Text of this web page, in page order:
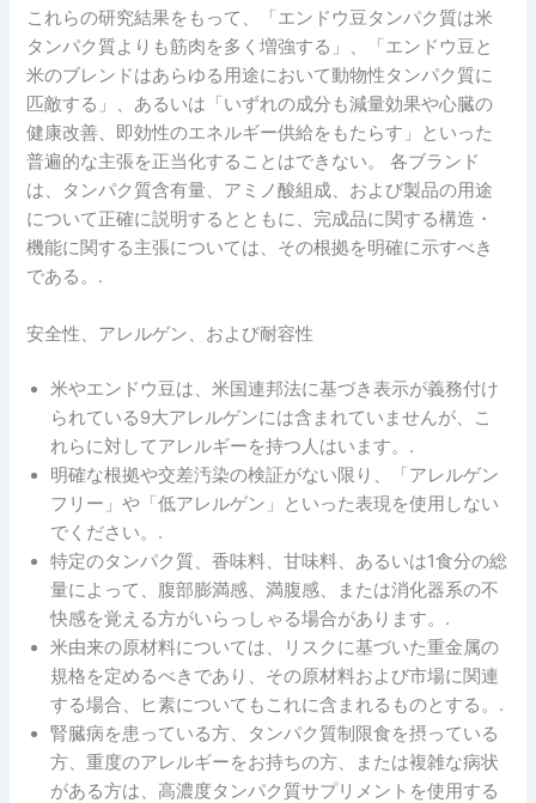
これらの研究結果をもって、「エンドウ豆タンパク質は米
タンパク質よりも筋肉を多く増強する」、「エンドウ豆と
米のブレンドはあらゆる用途において動物性タンパク質に
匹敵する」、あるいは「いずれの成分も減量効果や心臓の
健康改善、即効性のエネルギー供給をもたらす」といった
普遍的な主張を正当化することはできない。 各ブランド
は、タンパク質含有量、アミノ酸組成、および製品の用途
について正確に説明するとともに、完成品に関する構造・
機能に関する主張については、その根拠を明確に示すべき
である。.
安全性、アレルゲン、および耐容性
米やエンドウ豆は、米国連邦法に基づき表示が義務付け
られている9大アレルゲンには含まれていませんが、こ
れらに対してアレルギーを持つ人はいます。.
明確な根拠や交差汚染の検証がない限り、「アレルゲン
フリー」や「低アレルゲン」といった表現を使用しない
でください。.
特定のタンパク質、香味料、甘味料、あるいは1食分の総
量によって、腹部膨満感、満腹感、または消化器系の不
快感を覚える方がいらっしゃる場合があります。.
米由来の原材料については、リスクに基づいた重金属の
規格を定めるべきであり、その原材料および市場に関連
する場合、ヒ素についてもこれに含まれるものとする。.
腎臓病を患っている方、タンパク質制限食を摂っている
方、重度のアレルギーをお持ちの方、または複雑な病状
がある方は、高濃度タンパク質サプリメントを使用する